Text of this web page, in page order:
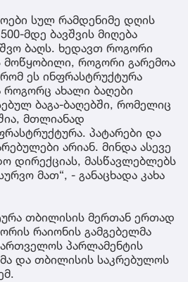
სულ რამდენიმე დღის
მდე ბავშვის მიღება
ბაღს. ხედავთ როგორი
მოწყობილი, როგორი გარემოა
ეს ინფრასტრუქტურა
როგორც ახალი ბაღები
ბაგა-ბაღებში, რომელიც
მთლიანად
პატარები და
არიან. მინდა ასევე
დირექციას, მასწავლებლებს
მათ“, - განაცხადა კახა
თბილისის მერთან ერთად
რაიონის გამგებელმა
პარლამენტის
და თბილისის საკრებულოს